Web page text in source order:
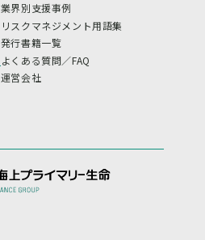
業界別支援事例
リスクマネジメント用語集
発行書籍一覧
よくある質問／FAQ
運営会社